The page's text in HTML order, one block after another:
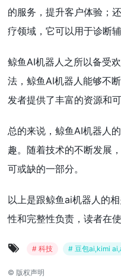
的服务，提升客户体验；
疗领域，它可以用于诊断
鲸鱼AI机器人之所以备受
法，鲸鱼AI机器人能够不
发者提供了丰富的资源和
总的来说，鲸鱼AI机器人
趣。随着技术的不断发展
可或缺的一部分。
以上是跟鲸鱼ai机器人的
性和完整性负责，读者在
# 科技 # 豆包ai,kimi
© 版权声明